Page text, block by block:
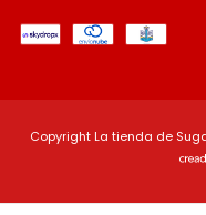
Copyright La tienda de